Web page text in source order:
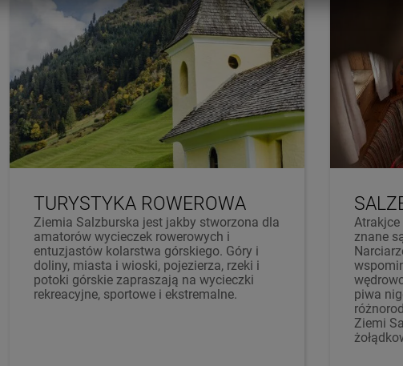
TURYSTYKA ROWEROWA
Ziemia Salzburska jest jakby stworzona dla
amatorów wycieczek rowerowych i
entuzjastów kolarstwa górskiego. Góry i
doliny, miasta i wioski, pojezierza, rzeki i
potoki górskie zapraszają na wycieczki
rekreacyjne, sportowe i ekstremalne.
znane
piwa
Ziemi